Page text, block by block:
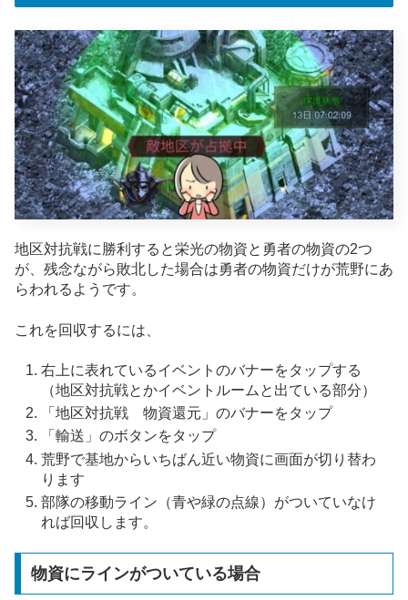
地区対抗戦に勝利すると栄光の物資と勇者の物資の2つ
が、残念ながら敗北した場合は勇者の物資だけが荒野にあ
らわれるようです。
これを回収するには、
右上に表れているイベントのバナーをタップする
（地区対抗戦とかイベントルームと出ている部分）
「地区対抗戦 物資還元」のバナーをタップ
「輸送」のボタンをタップ
荒野で基地からいちばん近い物資に画面が切り替わ
ります
部隊の移動ライン（青や緑の点線）がついていなけ
れば回収します。
物資にラインがついている場合